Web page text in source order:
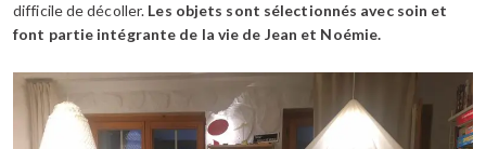
difficile de décoller. Les objets sont sélectionnés avec soin et
font partie intégrante de la vie de Jean et Noémie.